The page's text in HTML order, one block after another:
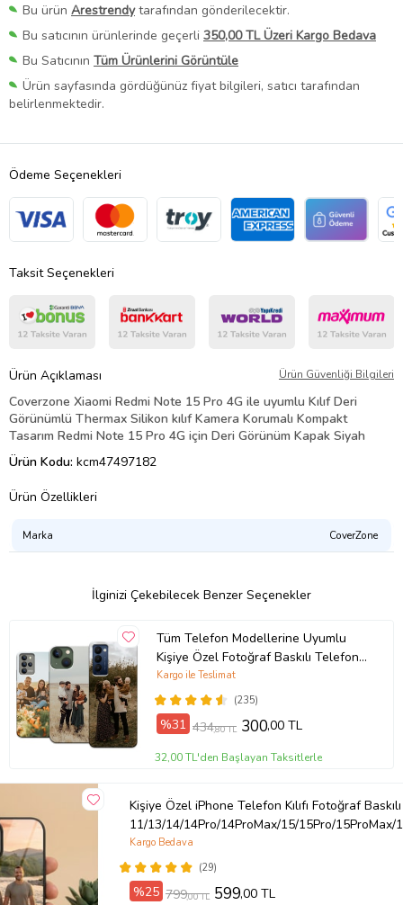
Bu ürün Arestrendytarafından gönderilecektir.
Bu satıcının ürünlerinde geçerli 350,00 TL Üzeri Kargo Bedava
Bu Satıcının Tüm Ürünlerini Görüntüle
Ürün sayfasında gördüğünüz fiyat bilgileri, satıcı tarafından
belirlenmektedir.
Ödeme Seçenekleri
Taksit Seçenekleri
Ürün Açıklaması Ürün Güvenliği Bilgileri
Coverzone Xiaomi Redmi Note 15 Pro 4G ile uyumlu Kılıf Deri
Görünümlü Thermax Silikon kılıf Kamera Korumalı Kompakt
Tasarım Redmi Note 15 Pro 4G için Deri Görünüm Kapak Siyah
Ürün Kodu: kcm47497182
Ürün Özellikleri
Marka CoverZone
İlginizi Çekebilecek Benzer Seçenekler
Tüm Telefon Modellerine Uyumlu
Kişiye Özel Fotoğraf Baskılı Telefon
Kılıfı
(235)
Kargo ile Teslimat
%31 434,80 TL 300,00 TL
32,00 TL'den Başlayan Taksitlerle
Kişiye Özel iPhone Telefon Kılıfı Fotoğraf Baskılı
11/13/14/14Pro/14ProMax/15/15Pro/
(29)
Kargo Bedava
%25 799,00 TL 599,00 TL